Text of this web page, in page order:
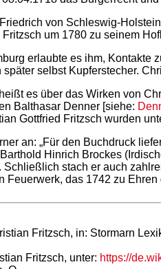
von Schleswig-
um 1780 zu seinem
erlaubte es ihm, Kontakte
selbst Kupferstecher.
es über das Wirken von
Balthasar Denner [siehe:
Gottfried Fritzsch wurden
an: „Für den Buchdruck
Hinrich Brockes
Schließlich stach er auch
Feuerwerk, das 1742 zu
Fritzsch, in: Stormarn
Fritzsch, unter: https://